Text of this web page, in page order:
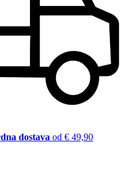
dostava od € 49,90